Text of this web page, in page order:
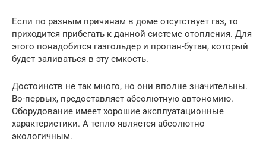
Если по разным причинам в доме отсутствует газ, то
приходится прибегать к данной системе отопления. Для
этого понадобится газгольдер и пропан-бутан, который
будет заливаться в эту емкость.
Достоинств не так много, но они вполне значительны.
Во-первых, предоставляет абсолютную автономию.
Оборудование имеет хорошие эксплуатационные
характеристики. А тепло является абсолютно
экологичным.